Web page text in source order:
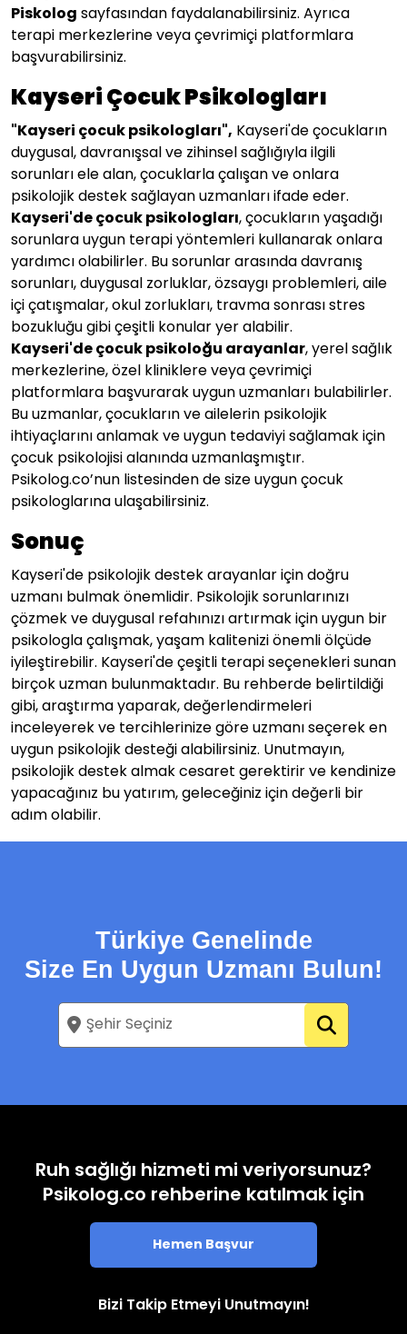
Piskolog sayfasından faydalanabilirsiniz. Ayrıca
terapi merkezlerine veya çevrimiçi platformlara
başvurabilirsiniz.
Kayseri Çocuk Psikologları
" Kayseri çocuk psikologları", Kayseri'de çocukların
duygusal, davranışsal ve zihinsel sağlığıyla ilgili
sorunları ele alan, çocuklarla çalışan ve onlara
psikolojik destek sağlayan uzmanları ifade eder.
Kayseri'de çocuk psikologları, çocukların yaşadığı
sorunlara uygun terapi yöntemleri kullanarak onlara
yardımcı olabilirler. Bu sorunlar arasında davranış
sorunları, duygusal zorluklar, özsaygı problemleri, aile
içi çatışmalar, okul zorlukları, travma sonrası stres
bozukluğu gibi çeşitli konular yer alabilir.
Kayseri'de çocuk psikoloğu arayanlar, yerel sağlık
merkezlerine, özel kliniklere veya çevrimiçi
platformlara başvurarak uygun uzmanları bulabilirler.
Bu uzmanlar, çocukların ve ailelerin psikolojik
ihtiyaçlarını anlamak ve uygun tedaviyi sağlamak için
çocuk psikolojisi alanında uzmanlaşmıştır.
Psikolog.co’nun listesinden de size uygun çocuk
psikologlarına ulaşabilirsiniz.
Sonuç
Kayseri'de psikolojik destek arayanlar için doğru
uzmanı bulmak önemlidir. Psikolojik sorunlarınızı
çözmek ve duygusal refahınızı artırmak için uygun bir
psikologla çalışmak, yaşam kalitenizi önemli ölçüde
iyileştirebilir. Kayseri'de çeşitli terapi seçenekleri sunan
birçok uzman bulunmaktadır. Bu rehberde belirtildiği
gibi, araştırma yaparak, değerlendirmeleri
inceleyerek ve tercihlerinize göre uzmanı seçerek en
uygun psikolojik desteği alabilirsiniz. Unutmayın,
psikolojik destek almak cesaret gerektirir ve kendinize
yapacağınız bu yatırım, geleceğiniz için değerli bir
adım olabilir.
Türkiye Genelinde
Size En Uygun Uzmanı Bulun!
Ruh sağlığı hizmeti mi veriyorsunuz?
Psikolog.co rehberine katılmak için
Hemen Başvur
Bizi Takip Etmeyi Unutmayın!